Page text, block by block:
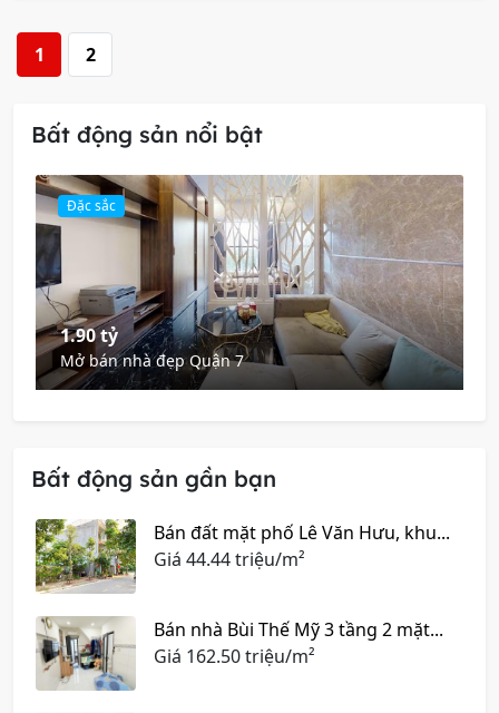
1 2
Bất động sản nổi bật
Đặc sắc
1.90 tỷ
Mở bán nhà đẹp Quận 7
Bất động sản gần bạn
Bán đất mặt phố Lê Văn Hưu, khu...
Giá 44.44 triệu/m²
Bán nhà Bùi Thế Mỹ 3 tầng 2 mặt...
Giá 162.50 triệu/m²